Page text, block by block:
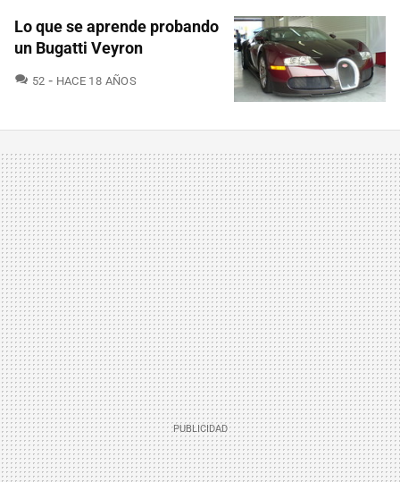
Lo que se aprende probando
un Bugatti Veyron
52 COMENTARIOS
HACE 18 AÑOS